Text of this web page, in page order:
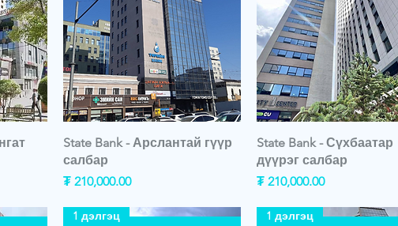
State Bank - Арслантай гүүр
салбар
Price
₮ 210,000.00
State Bank - Сүхбаатар
дүүрэг салбар
Price
₮ 210,000.00
1 дэлгэц 1 дэлгэц